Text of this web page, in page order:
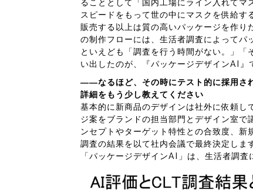
スピードをもって世の中にマスクを供給
販売する以上は質の高いパッケージを作り
の制作フローには、生活者調査によってパ
といえども「調査を行う時間がない。」
い出したのが、『パッケージデザインAI』
――なるほど、その時にテスト的に採用さ
詳細をもう少し教えてください
基本的に新商品のデザインは社外に依頼し
ジ案をブランドの担当部門とデザイン室で
ンセプトやターゲット特性との合致度、
調査の結果を以て社内会議で最終決定しま
「パッケージデザインAI」は、生活者調